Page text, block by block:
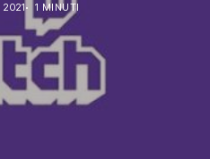
2021 1 MINUTI